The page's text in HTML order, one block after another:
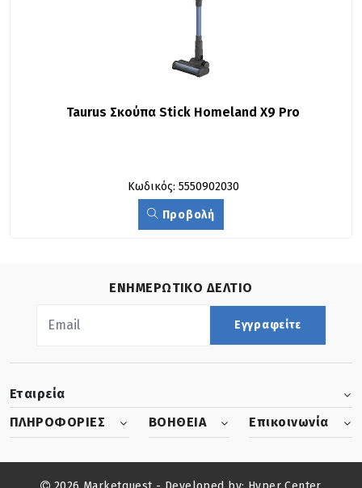
Taurus Σκούπα Stick Homeland X9 Pro
Κωδικός: 5550902030
Προβολή
ΕΝΗΜΕΡΩΤΙΚΟ ΔΕΛΤΙΟ
Εγγραφείτε
Εταιρεία
ΠΛΗΡΟΦΟΡΙΕΣ
ΒΟΗΘΕΙΑ Επικοινωνία